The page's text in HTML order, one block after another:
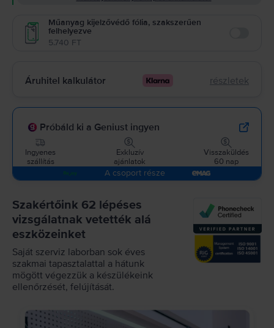
Műanyag kijelzővédő fólia, szakszerűen
felhelyezve
5.740 FT
Áruhitel kalkulátor részletek
Próbáld ki a Geniust ingyen
Ingyenes
szállítás
Exkluzív
ajánlatok
Visszaküldés
60 nap
A csoport része
Szakértőink 62 lépéses
vizsgálatnak vetették alá
eszközeinket
Saját szerviz laborban sok éves
szakmai tapasztalattal a hátunk
mögött végezzük a készülékeink
ellenőrzését, felújítását.